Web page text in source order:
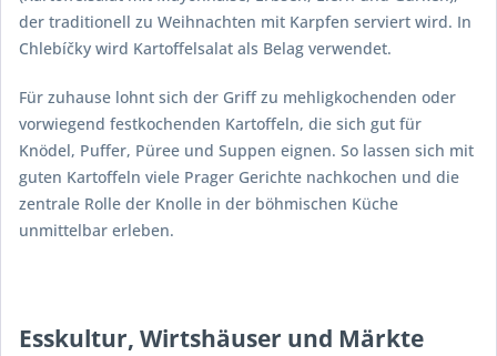
der traditionell zu Weihnachten mit Karpfen serviert wird. In
Chlebíčky wird Kartoffelsalat als Belag verwendet.
Für zuhause lohnt sich der Griff zu mehligkochenden oder
vorwiegend festkochenden Kartoffeln, die sich gut für
Knödel, Puffer, Püree und Suppen eignen. So lassen sich mit
guten Kartoffeln viele Prager Gerichte nachkochen und die
zentrale Rolle der Knolle in der böhmischen Küche
unmittelbar erleben.
Esskultur, Wirtshäuser und Märkte